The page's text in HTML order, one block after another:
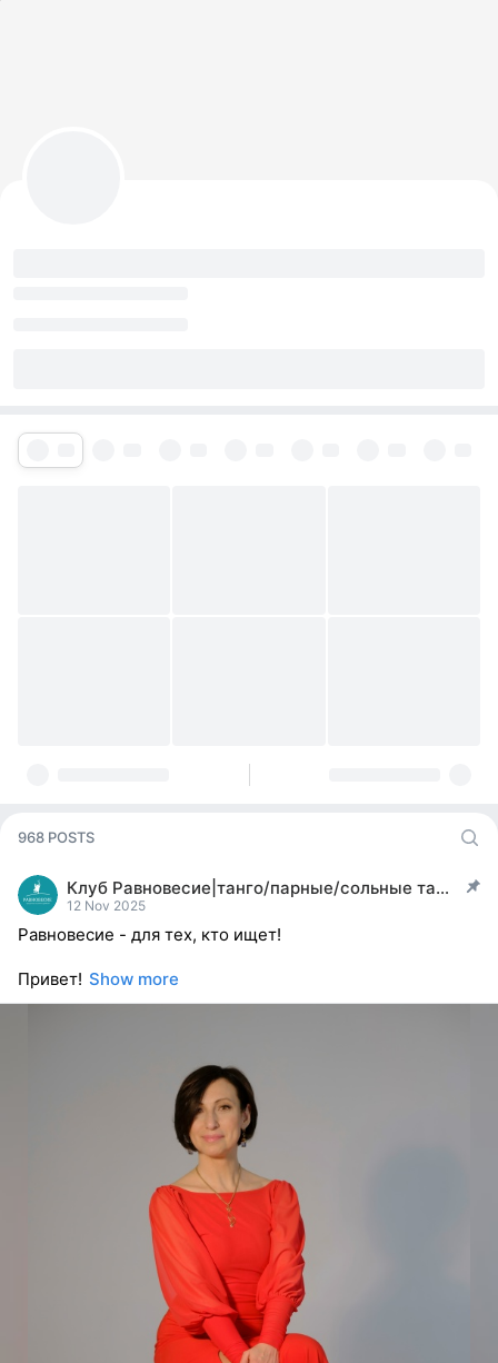
968 POSTS
Клуб Равновесие|танго/парные/сольные танцы|йога
post pinned
12 Nov 2025
Равновесие - для тех, кто ищет!
Привет! Show more